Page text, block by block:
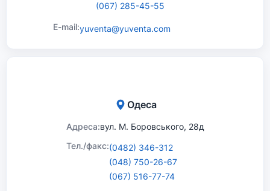
(067) 285-45-55
E-mail:yuventa@yuventa.com
Одеса
Адреса:вул. М. Боровського, 28д
Тел./факс:(0482) 346-312
(048) 750-26-67
(067) 516-77-74